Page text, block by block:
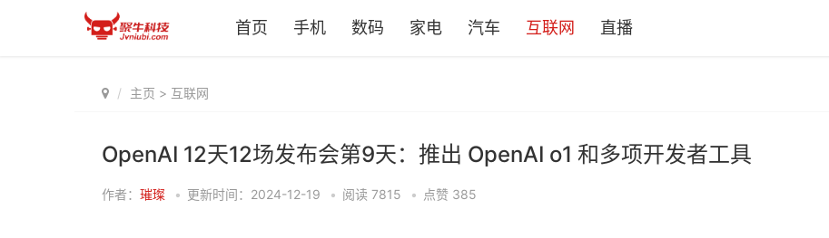
首页 手机 数码 家电 汽车 互联网 直播
主页 > 互联网
OpenAI 12天12场发布会第9天：推出 OpenAI o1 和多项开发者工具
作者： 璀璨 • 更新时间：2024-12-19 • 阅读 7815 • 点赞 385